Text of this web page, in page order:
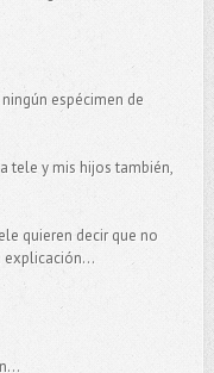
espécimen de
tele y mis hijos también,
quieren decir que no
explicación...